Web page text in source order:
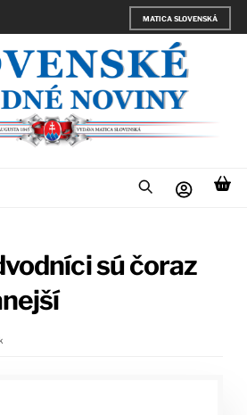
MATICA SLOVENSKÁ
sú čoraz